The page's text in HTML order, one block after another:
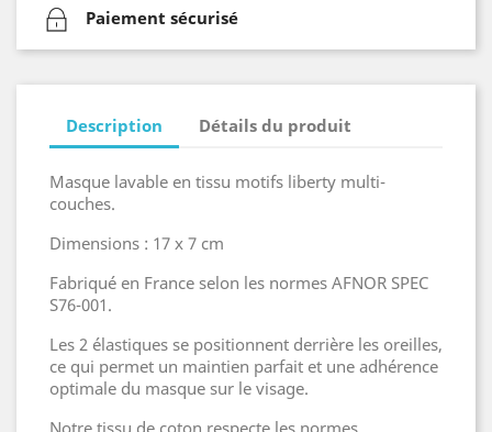
Paiement sécurisé
Description Détails du produit
Masque lavable en tissu motifs liberty multi-
couches.
Dimensions : 17 x 7 cm
Fabriqué en France selon les normes AFNOR SPEC
S76-001.
Les 2 élastiques se positionnent derrière les oreilles,
ce qui permet un maintien parfait et une adhérence
optimale du masque sur le visage.
Notre tissu de coton respecte les normes